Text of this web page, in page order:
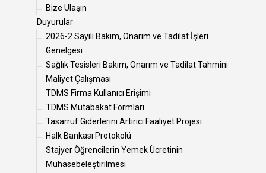
Bize Ulaşın
Duyurular
2026-2 Sayılı Bakım, Onarım ve Tadilat İşleri
Genelgesi
Sağlık Tesisleri Bakım, Onarım ve Tadilat Tahmini
Maliyet Çalışması
TDMS Firma Kullanıcı Erişimi
TDMS Mutabakat Formları
Tasarruf Giderlerini Artırıcı Faaliyet Projesi
Halk Bankası Protokolü
Stajyer Öğrencilerin Yemek Ücretinin
Muhasebeleştirilmesi